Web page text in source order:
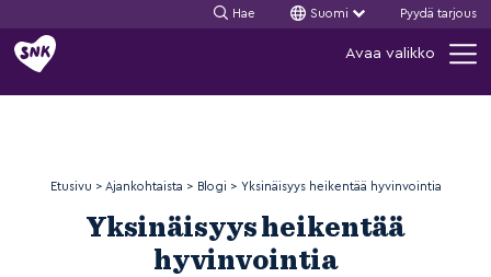
Siirry
sisältöön
Hae Suomi Pyydä tarjous
Avaa valikko
Etusivu > Ajankohtaista > Blogi > Yksinäisyys heikentää hyvinvointia
Yksinäisyys heikentää
hyvinvointia